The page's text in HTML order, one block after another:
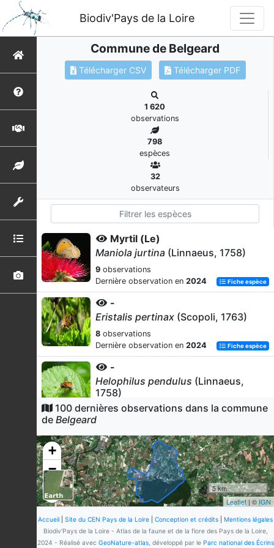
Biodiv'Pays de la Loire
Commune de Belgeard
Télécharger CSV Télécharger PDF
1 620
observations
798
espèces
32
observateurs
Myrtil (Le)
Maniola jurtina (Linnaeus, 1758)
9 observations
Dernière observation en 2024 Fiche espèce
-
Eristalis pertinax (Scopoli, 1763)
8 observations
Dernière observation en 2024 Fiche espèce
-
Helophilus pendulus (Linnaeus,
1758)
8observations
Dernière observation en
Decticelle cendrée
Pholidoptera griseoaptera(De Geer,
1773)
8observations
Dernière observation en 2016 Fiche espèce
Ephyre trilignée (L')
Cyclophora linearia(Hübner, 1799)
100 dernières observations dans la commune
de Belgeard
+
−
5 km
Leaflet | © IGN
Accueil Site du CEN Pays de la Loire Conception et crédits
Mentions légales
Biodiv'Pays de la Loire - Atlas de la faune et de la flore des Pays de la Loire,
2024 - Réalisé avec GeoNature-atlas, développé par le Parc national des Écrins